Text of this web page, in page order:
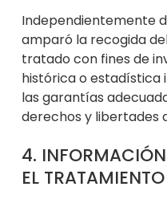
Independientemente
amparó la recogida
tratado con fines de
histórica o estadística
las garantías
derechos y libertades
4.
EL